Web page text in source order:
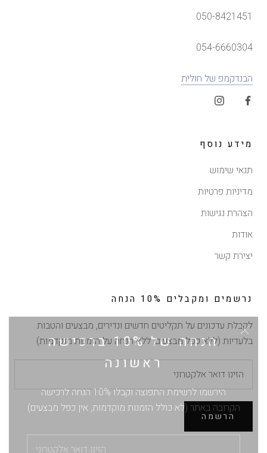
הנחה של 10% ברכישה
הקרובה באתר (לא כולל הזמנות מוקדמות, אין כפל מבצעים)
050-8421451
054-6660304
הבנדקמפ של חולית
מידע נוסף
תנאי שימוש
מדיניות פרטיות
הצהרת נגישות
אודות
יצירת קשר
נרשמים ומקבלים 10% הנחה
לקבלת עדכונים על תקליטים חדשים ונדירים, מבצעים והטבות
בלעדיות (ללא כפל מבצעים, ללא הנחה על הזמנות מוקדמות)
הרשמה